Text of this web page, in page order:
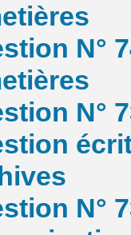
N°
N°
N°